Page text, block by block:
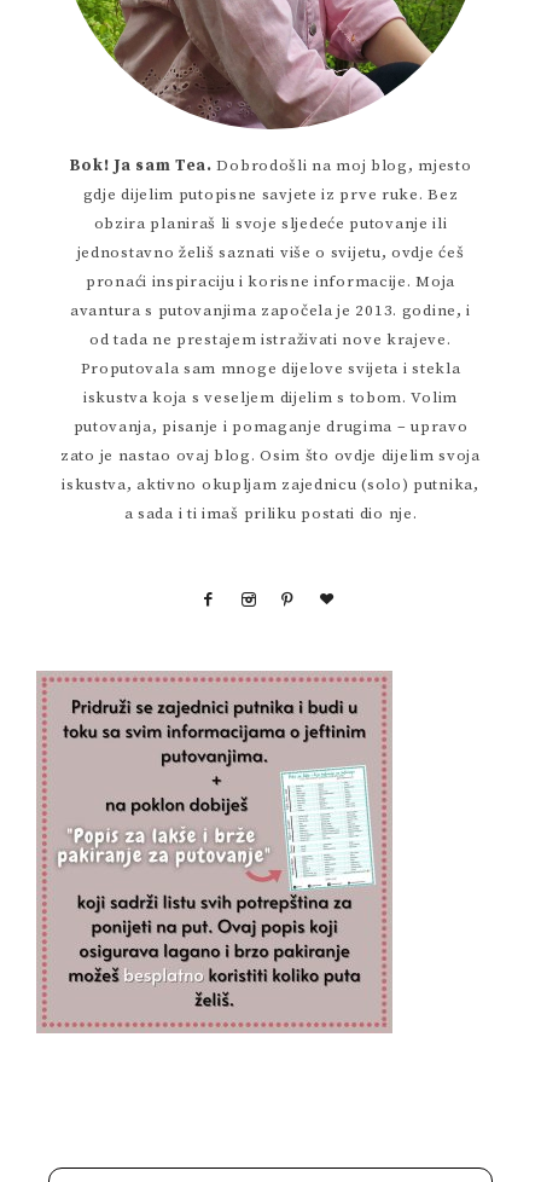
Bok! Ja sam Tea.Dobrodošli na moj blog, mjesto
gdje dijelim putopisne savjete iz prve ruke. Bez
obzira planiraš li svoje sljedeće putovanje ili
jednostavno želiš saznati više o svijetu, ovdje ćeš
pronaći inspiraciju i korisne informacije. Moja
avantura s putovanjima započela je 2013. godine, i
od tada ne prestajem istraživati nove krajeve.
Proputovala sam mnoge dijelove svijeta i stekla
iskustva koja s veseljem dijelim s tobom. Volim
putovanja, pisanje i pomaganje drugima – upravo
zato je nastao ovaj blog. Osim što ovdje dijelim svoja
iskustva, aktivno okupljam zajednicu (solo) putnika,
a sada i ti imaš priliku postati dio nje.